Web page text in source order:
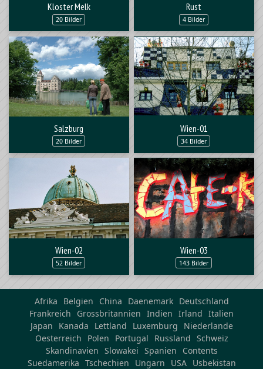
Kloster Melk
20 Bilder
Rust
4 Bilder
Salzburg
20 Bilder
Wien-01
34 Bilder
Wien-02
52 Bilder
Wien-03
143 Bilder
Afrika Belgien China Daenemark
Deutschland
Frankreich
Grossbritannien Indien Irland Italien
Japan
Kanada Lettland Luxemburg
Niederlande
Oesterreich
Polen Portugal Russland Schweiz
Skandinavien Slowakei Spanien
Contents
Suedamerika Tschechien Ungarn USA Usbekistan